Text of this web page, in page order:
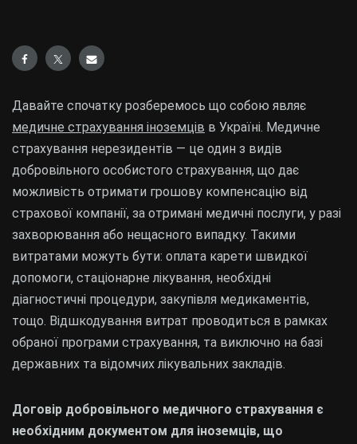
Давайте спочатку розберемось що собою являє
медичне страхування іноземців в Україні. Медичне
страхування нерезидентів — це один з видів
добровільного особистого страхування, що дає
можливість отримати грошову компенсацію від
страхової компанії, за отримані медичні послуги, у разі
захворювання або нещасного випадку. Такими
витратами можуть бути: оплата карети швидкої
допомоги, стаціонарне лікування, необхідні
діагностичні процедури, закупівля медикаментів,
тощо. Відшкодування витрат проводиться в рамках
обраної програми страхування, та виключно на базі
державних та відомчих лікувальних закладів.
Договір добровільного медичного страхування є
необхідним документом для іноземців, що